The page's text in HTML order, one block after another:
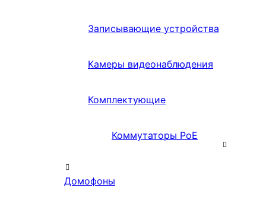
Записывающие устройства
Камеры видеонаблюдения
Комплектующие
Коммутаторы PoE
Домофоны